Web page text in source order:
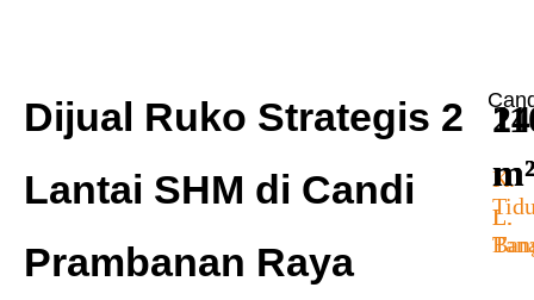
Dijual Ruko Strategis 2
Lantai SHM di Candi
Prambanan Raya
1
K.
L.
L.